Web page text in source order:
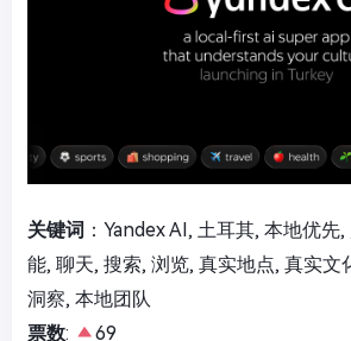
关键词 ：Yandex AI, 土耳其, 本地优先
能, 聊天, 搜索, 浏览, 真实地点, 真实文
洞察, 本地团队
票数:
69